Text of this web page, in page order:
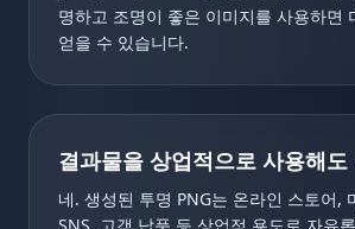
명하고 조명이 좋은 이미지를 사용하면
얻을 수 있습니다.
결과물을 상업적으로 사용해도
네. 생성된 투명 PNG는 온라인 스토어,